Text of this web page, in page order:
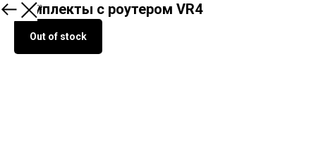
О продукте
Комплекты с роутером VR4
Out of stock